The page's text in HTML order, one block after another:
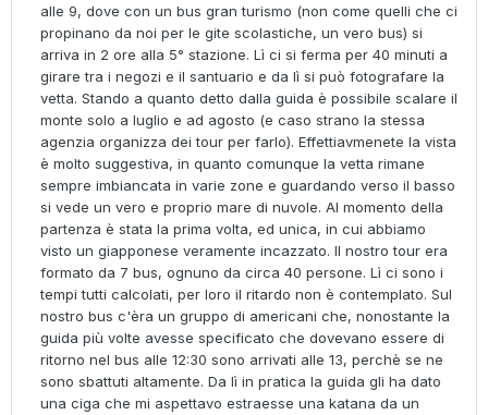
alle 9, dove con un bus gran turismo (non come quelli che ci
propinano da noi per le gite scolastiche, un vero bus) si
arriva in 2 ore alla 5° stazione. Lì ci si ferma per 40 minuti a
girare tra i negozi e il santuario e da lì si può fotografare la
vetta. Stando a quanto detto dalla guida è possibile scalare il
monte solo a luglio e ad agosto (e caso strano la stessa
agenzia organizza dei tour per farlo). Effettiavmenete la vista
è molto suggestiva, in quanto comunque la vetta rimane
sempre imbiancata in varie zone e guardando verso il basso
si vede un vero e proprio mare di nuvole. Al momento della
partenza è stata la prima volta, ed unica, in cui abbiamo
visto un giapponese veramente incazzato. Il nostro tour era
formato da 7 bus, ognuno da circa 40 persone. Lì ci sono i
tempi tutti calcolati, per loro il ritardo non è contemplato. Sul
nostro bus c'èra un gruppo di americani che, nonostante la
guida più volte avesse specificato che dovevano essere di
ritorno nel bus alle 12:30 sono arrivati alle 13, perchè se ne
sono sbattuti altamente. Da lì in pratica la guida gli ha dato
una ciga che mi aspettavo estraesse una katana da un